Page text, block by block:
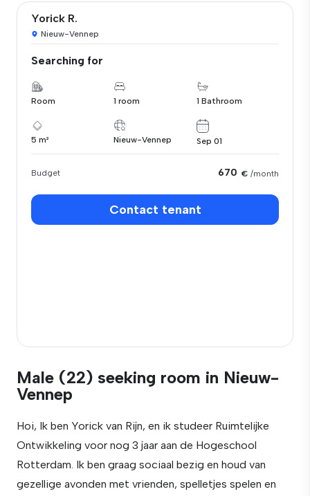
Yorick R.
Nieuw-Vennep
Searching for
Room 1 room 1 Bathroom
5 m² Nieuw-Vennep Sep 01
Budget 670 € /month
Contact tenant
Male (22) seeking room in Nieuw-
Vennep
Hoi, Ik ben Yorick van Rijn, en ik studeer Ruimtelijke
Ontwikkeling voor nog 3 jaar aan de Hogeschool
Rotterdam. Ik ben graag sociaal bezig en houd van
gezellige avonden met vrienden, spelletjes spelen en